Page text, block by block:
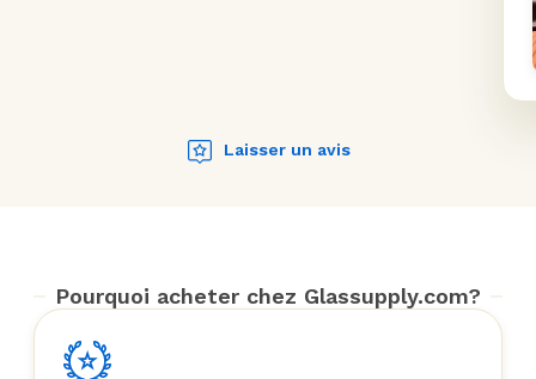
Laisser un avis
Pourquoi acheter chez Glassupply.com?